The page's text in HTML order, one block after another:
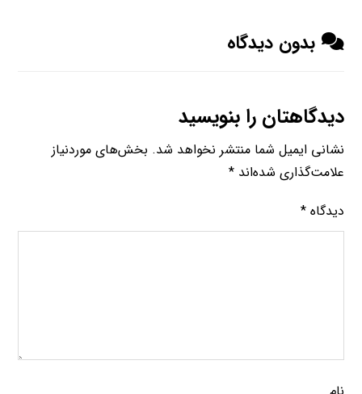
بدون دیدگاه
دیدگاهتان را بنویسید
نشانی ایمیل شما منتشر نخواهد شد. بخش‌های موردنیاز
علامت‌گذاری شده‌اند*
دیدگاه*